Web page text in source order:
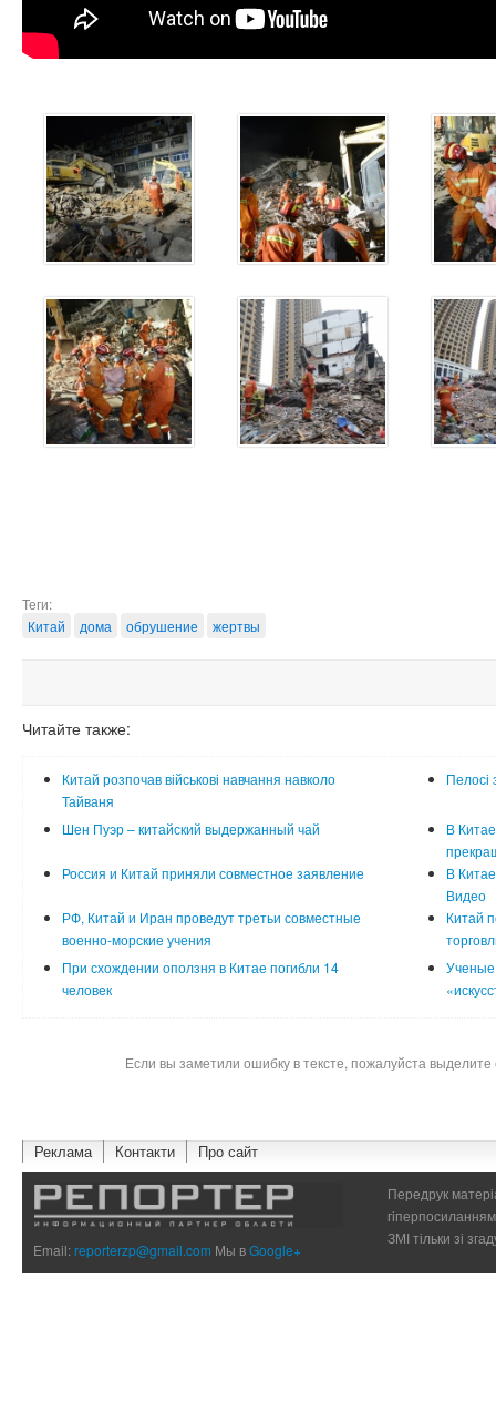
Теги:
Китай
дома обрушение жертвы
Читайте также:
Китай розпочав військові навчання навколо
Тайваня
Пелосі
Шен Пуэр – китайский выдержанный чай
В
Россия и Китай приняли совместное заявление
В
Видео
РФ, Китай и Иран проведут третьи совместные
военно-морские учения
Китай
При схождении оползня в Китае погибли 14
человек
Ученые
Если вы заметили ошибку в тексте, пожалуйста
Реклама Контакти Про сайт
Email:reporterzp@gmail.com Мы вGoogle+
Передрук
ЗМІ тільки зі